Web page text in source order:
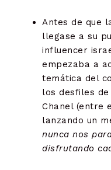
Antes de que
llegase a su
influencer
empezaba a
temática del
los desfiles
Chanel (entre
lanzando un
nunca nos
disfrutando